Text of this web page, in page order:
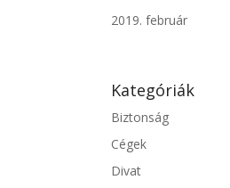
2019. február
Kategóriák
Biztonság
Cégek
Divat